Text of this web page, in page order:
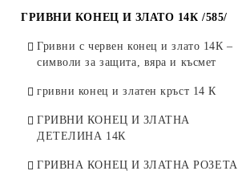
ГРИВНИ КОНЕЦ И ЗЛАТО 14К /585/
Гривни с червен конец и злато 14К –
символи за защита, вяра и късмет
гривни конец и златен кръст 14 К
ГРИВНИ КОНЕЦ И ЗЛАТНА
ДЕТЕЛИНА 14К
ГРИВНА КОНЕЦ И ЗЛАТНА РОЗЕТА